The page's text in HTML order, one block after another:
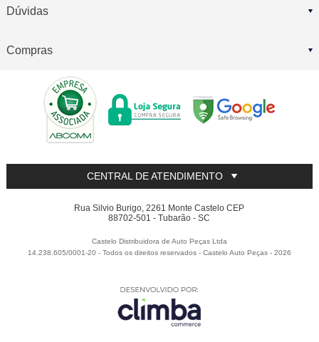
Dúvidas
Compras
CENTRAL DE ATENDIMENTO
Rua Silvio Burigo, 2261 Monte Castelo CEP
88702-501 - Tubarão - SC
Castelo Distribuidora de Auto Peças Ltda
14.238.605/0001-20 - Todos os direitos reservados -Castelo Auto Peças -2026